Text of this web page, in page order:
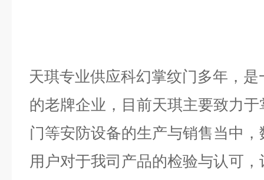
天琪专业供应科幻掌纹门多年，是
的老牌企业，目前天琪主要致力
门等安防设备的生产与销售当中
用户对于我司产品的检验与认可